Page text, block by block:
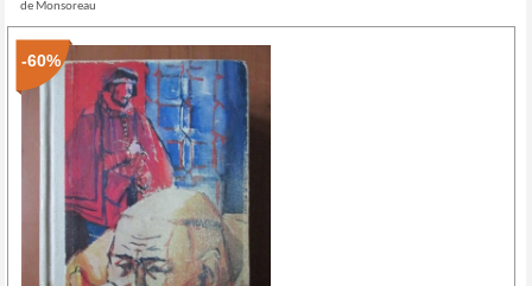
de Monsoreau
-60%